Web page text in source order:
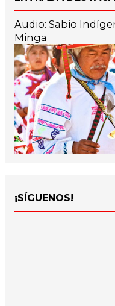
Audio: Sabio
Minga
¡SÍGUENOS!